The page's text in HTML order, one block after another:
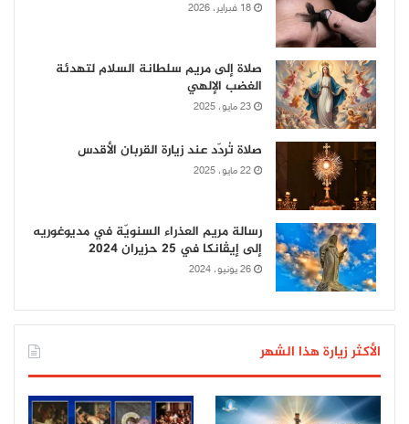
18 فبراير، 2026
صلاة إلى مريم سلطانة السلام لتهدئة
الغضب الإلهي
23 مايو، 2025
صلاة تُردّد عند زيارة القربان الأقدس
22 مايو، 2025
رسالة مريم العذراء السنويّة في مديوغوريه
إلى إيڤانكا في 25 حزيران 2024
26 يونيو، 2024
الأكثر زيارة هذا الشهر